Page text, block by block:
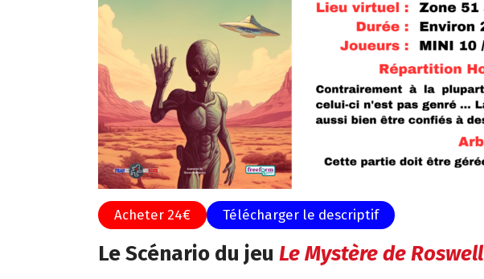
Acheter 24€ Télécharger le descriptif
Le Scénario du jeu Le Mystère de Roswell